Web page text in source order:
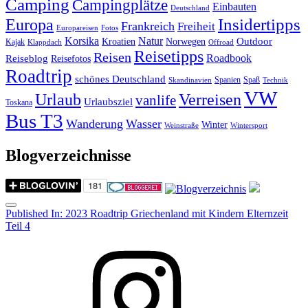
Camping Campingplätze Deutschland Einbauten
Europa Europareisen Fotos Frankreich Freiheit Insidertipps
Kajak Klappdach Korsika Kroatien Natur Norwegen Offroad Outdoor
Reiseblog Reisefotos ReisenReisetipps Roadbook
Roadtrip schönes Deutschland Skandinavien Spanien Spaß Technik
Toskana Urlaub Urlaubsziel vanlifeVerreisenVW
Bus T3 Wanderung Wasser Weinstraße Winter Wintersport
Blogverzeichnisse
Menu
Post
navigation
Published In: 2023 Roadtrip Griechenland mit Kindern Elternzeit
Teil 4